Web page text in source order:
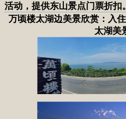
活动，提供东山景点门票折扣。
万顷楼太湖边美景欣赏：入
太湖美